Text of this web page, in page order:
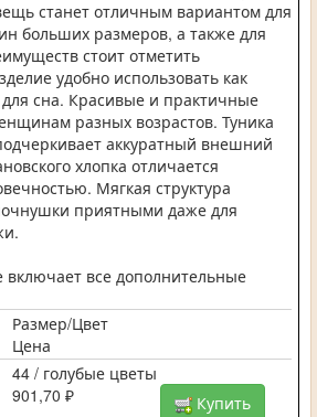
станет отличным вариантом для
больших размеров, а также для
стоит отметить
удобно использовать как
сна. Красивые и практичные
разных возрастов. Туника
аккуратный внешний
хлопка отличается
Мягкая структура
приятными даже для
включает все дополнительные
Размер/Цвет
Цена
44 / голубые цветы
901,70 ₽
Купить